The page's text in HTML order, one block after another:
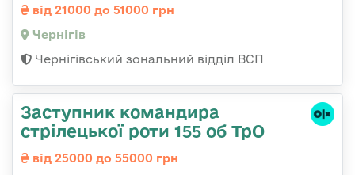
від 21000 до 51000 грн
Чернігів
Чернігівський зональний відділ ВСП
Заступник командира
стрілецької роти 155 об ТрО
від 25000 до 55000 грн